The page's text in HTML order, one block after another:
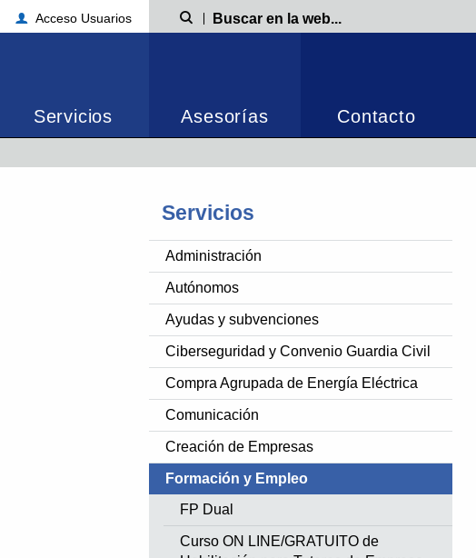
Acceso Usuarios Búsqueda
Servicios Asesorías Contacto
Servicios
Administración
Autónomos
Ayudas y subvenciones
Ciberseguridad y Convenio Guardia Civil
Compra Agrupada de Energía Eléctrica
Comunicación
Creación de Empresas
Formación y Empleo
FP Dual
Curso ON LINE/GRATUITO de